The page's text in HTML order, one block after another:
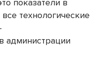
показатели в
технологические
в администрации